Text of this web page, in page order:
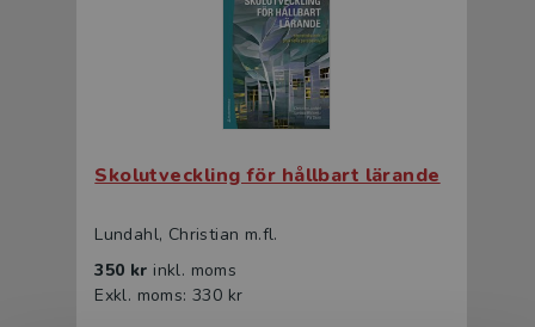
Skolutveckling för hållbart lärande
Lundahl, Christian m.fl.
350 kr inkl. moms
Exkl. moms: 330 kr